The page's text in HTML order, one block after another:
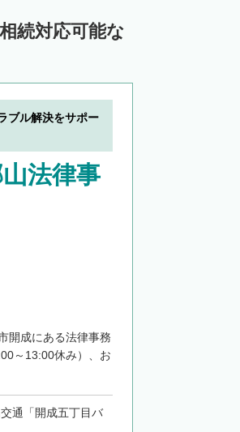
続対応可能な
ブル解決をサポー
法律事
開成にある法律事務
～13:00休み）、お
通「開成五丁目バ